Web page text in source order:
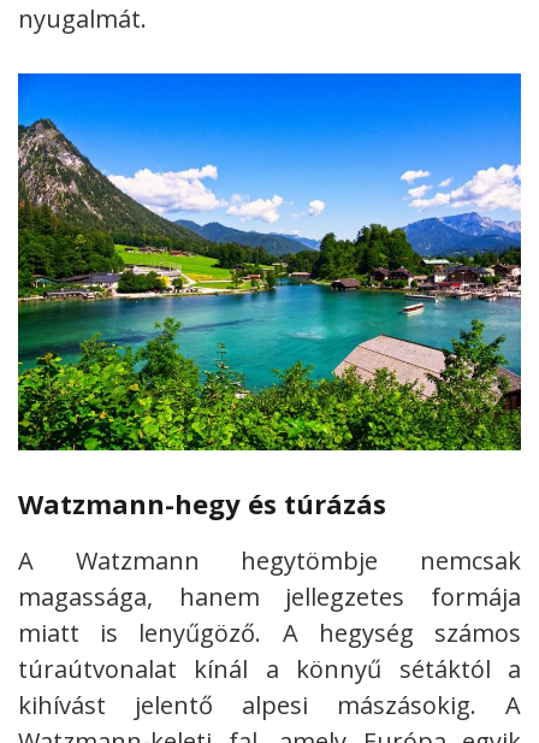
nyugalmát.
Watzmann-hegy és túrázás
A Watzmann hegytömbje nemcsak
magassága, hanem jellegzetes formája
miatt is lenyűgöző. A hegység számos
túraútvonalat kínál a könnyű sétáktól a
kihívást jelentő alpesi mászásokig. A